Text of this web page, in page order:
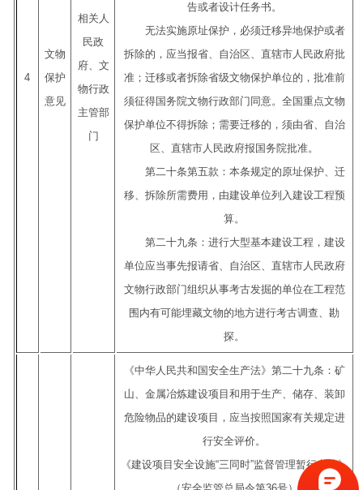
4
文物
保护
意见
相关人
民政
府、文
物行政
主管部
门
告或者设计任务书。
无法实施原址保护，必须迁移异地保护或者
拆除的，应当报省、自治区、直辖市人民政府批
准；迁移或者拆除省级文物保护单位的，批准前
须征得国务院文物行政部门同意。全国重点文物
保护单位不得拆除；需要迁移的，须由省、自治
区、直辖市人民政府报国务院批准。
第二十条第五款：本条规定的原址保护、迁
移、拆除所需费用，由建设单位列入建设工程预
算。
第二十九条：进行大型基本建设工程，建设
单位应当事先报请省、自治区、直辖市人民政府
文物行政部门组织从事考古发掘的单位在工程范
围内有可能埋藏文物的地方进行考古调查、勘
探。
《中华人民共和国安全生产法》第二十九条：矿
山、金属冶炼建设项目和用于生产、储存、装卸
危险物品的建设项目，应当按照国家有关规定进
行安全评价。
《建设项目安全设施“三同时”监督管理暂行办法》